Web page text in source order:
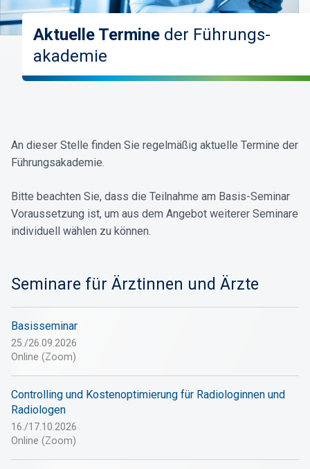
Aktuelle Termine der Führungs­
akademie
An dieser Stelle finden Sie regelmäßig aktuelle Termine der
Führungsakademie.
Bitte beachten Sie, dass die Teilnahme am Basis-Seminar
Voraussetzung ist, um aus dem Angebot weiterer Seminare
individuell wählen zu können.
Seminare für Ärztinnen und Ärzte
25./26.09.2026
Basisseminar
Online (Zoom)
16./17.10.2026
Controlling und Kosten­optimierung für Radiologinnen und
Radiologen
Online (Zoom)